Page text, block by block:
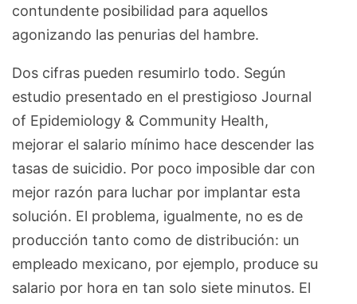
contundente posibilidad para aquellos
agonizando las penurias del hambre.
Dos cifras pueden resumirlo todo. Según
estudio presentado en el prestigioso Journal
of Epidemiology & Community Health,
mejorar el salario mínimo hace descender las
tasas de suicidio. Por poco imposible dar con
mejor razón para luchar por implantar esta
solución. El problema, igualmente, no es de
producción tanto como de distribución: un
empleado mexicano, por ejemplo, produce su
salario por hora en tan solo siete minutos. El